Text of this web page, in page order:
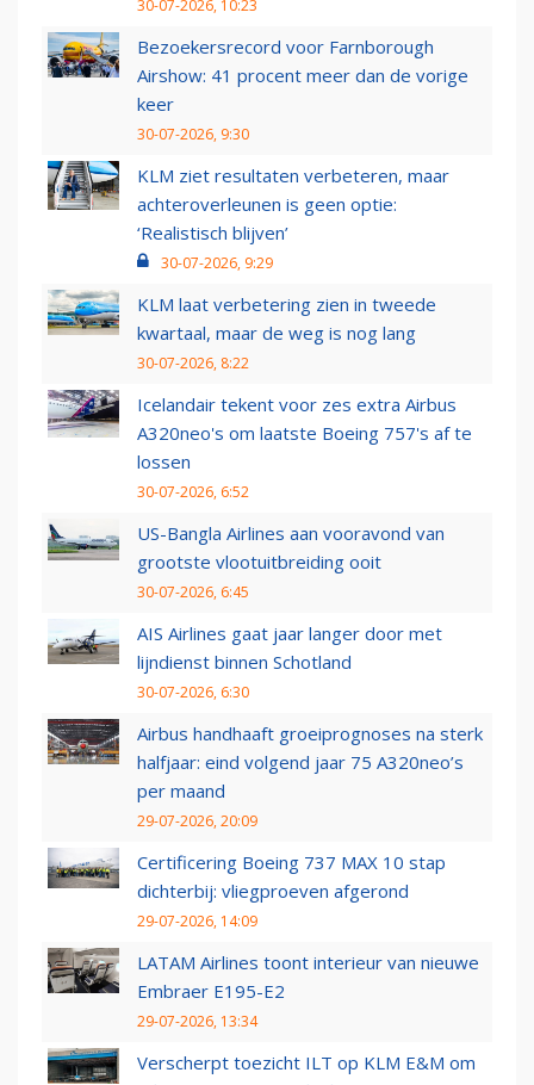
30-07-2026, 10:23
Bezoekersrecord voor Farnborough
Airshow: 41 procent meer dan de vorige
keer
30-07-2026, 9:30
KLM ziet resultaten verbeteren, maar
achteroverleunen is geen optie:
‘Realistisch blijven’
30-07-2026, 9:29
KLM laat verbetering zien in tweede
kwartaal, maar de weg is nog lang
30-07-2026, 8:22
Icelandair tekent voor zes extra Airbus
A320neo's om laatste Boeing 757's af te
lossen
30-07-2026, 6:52
US-Bangla Airlines aan vooravond van
grootste vlootuitbreiding ooit
30-07-2026, 6:45
AIS Airlines gaat jaar langer door met
lijndienst binnen Schotland
30-07-2026, 6:30
Airbus handhaaft groeiprognoses na sterk
halfjaar: eind volgend jaar 75 A320neo’s
per maand
29-07-2026, 20:09
Certificering Boeing 737 MAX 10 stap
dichterbij: vliegproeven afgerond
29-07-2026, 14:09
LATAM Airlines toont interieur van nieuwe
Embraer E195-E2
29-07-2026, 13:34
Verscherpt toezicht ILT op KLM E&M om